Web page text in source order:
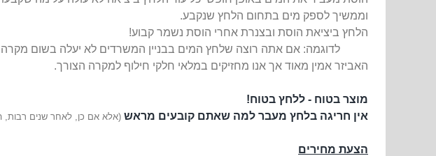
וממשיך לספק מים בתחום הלחץ שנקבע.
הלחץ ביציאת הוסת ובצנרת אחרי הוסת נשמר קבוע!
לדוגמה: אם אתה רוצה שלחץ המים בבניין המשרדים לא יעלה בשום מקרה על, נניח, 4 בר, אתה פשוט מכוון את
האביזר אמין מאוד אך אנו מחזיקים במלאי חלקי חילוף למקרה הצורך.
מוצר בטוח - ללחץ בטוח!
אין חריגה בלחץ מעבר למה שאתם קובעים מראש (אלא אם כן, לאחר שנים רבות,
הצעת מחירים